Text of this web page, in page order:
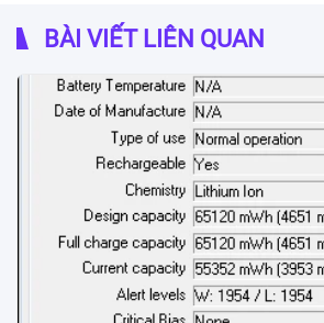
BÀI VIẾT LIÊN QUAN